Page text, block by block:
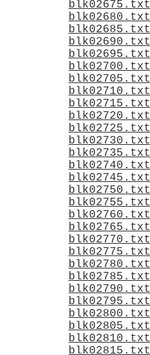
blk02675.txt
blk02680.txt
blk02685.txt
blk02690.txt
blk02695.txt
blk02700.txt
blk02705.txt
blk02710.txt
blk02715.txt
blk02720.txt
blk02725.txt
blk02730.txt
blk02735.txt
blk02740.txt
blk02745.txt
blk02750.txt
blk02755.txt
blk02760.txt
blk02765.txt
blk02770.txt
blk02775.txt
blk02780.txt
blk02785.txt
blk02790.txt
blk02795.txt
blk02800.txt
blk02805.txt
blk02810.txt
blk02815.txt